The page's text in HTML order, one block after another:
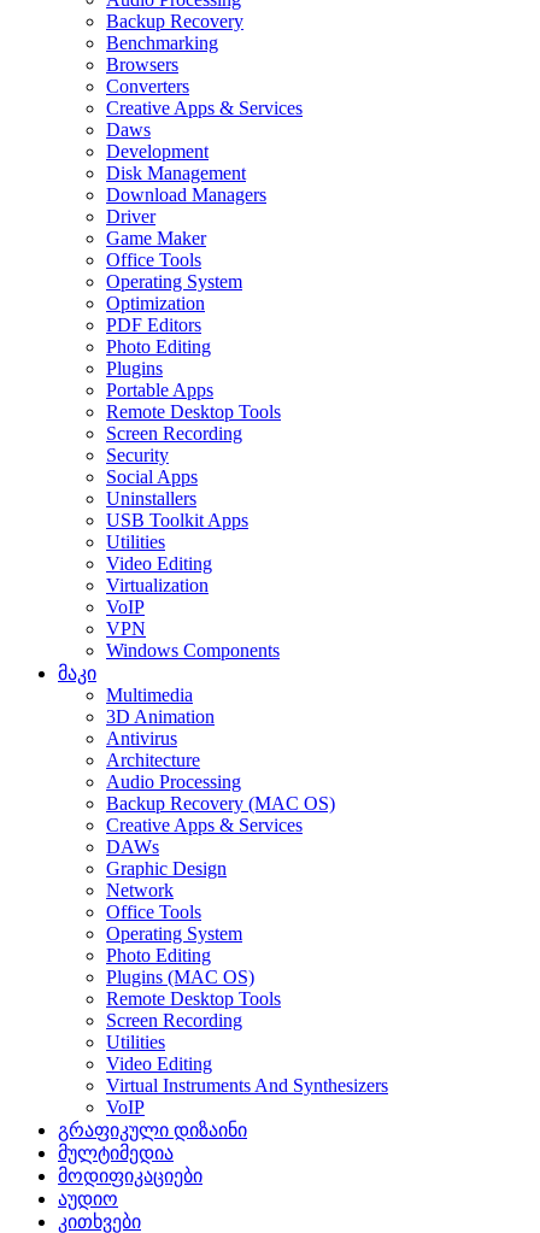
Backup Recovery
Benchmarking
Browsers
Converters
Creative Apps & Services
Daws
Development
Disk Management
Download Managers
Driver
Game Maker
Office Tools
Operating System
Optimization
PDF Editors
Photo Editing
Plugins
Portable Apps
Remote Desktop Tools
Screen Recording
Security
Social Apps
Uninstallers
USB Toolkit Apps
Utilities
Video Editing
Virtualization
VoIP
VPN
Windows Components
მაკი
Multimedia
3D Animation
Antivirus
Architecture
Audio Processing
Backup Recovery (MAC OS)
Creative Apps & Services
DAWs
Graphic Design
Network
Office Tools
Operating System
Photo Editing
Plugins (MAC OS)
Remote Desktop Tools
Screen Recording
Utilities
Video Editing
Virtual Instruments And Synthesizers
VoIP
გრაფიკული დიზაინი
მულტიმედია
მოდიფიკაციები
აუდიო
კითხვები